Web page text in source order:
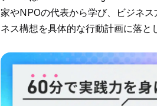
家やNPOの代表から学び、ビジネ
ネス構想を具体的な行動計画に落と